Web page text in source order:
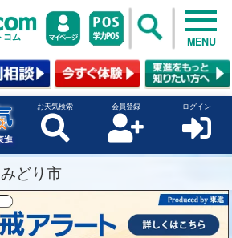
コム MENU
進
お天気検索 会員登録 ログイン
みどり市